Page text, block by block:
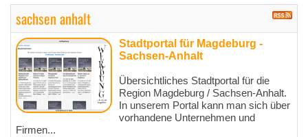
sachsen anhalt
Stadtportal für Magdeburg -
Sachsen-Anhalt
Übersichtliches Stadtportal für die
Region Magdeburg / Sachsen-Anhalt.
In unserem Portal kann man sich über
vorhandene Unternehmen und
Firmen...